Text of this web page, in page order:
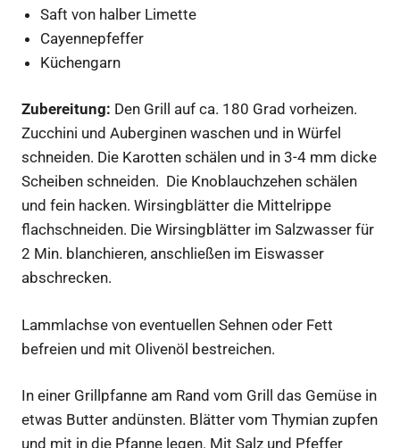
Saft von halber Limette
Cayennepfeffer
Küchengarn
Zubereitung: Den Grill auf ca. 180 Grad vorheizen.
Zucchini und Auberginen waschen und in Würfel
schneiden. Die Karotten schälen und in 3-4 mm dicke
Scheiben schneiden. Die Knoblauchzehen schälen
und fein hacken. Wirsingblätter die Mittelrippe
flachschneiden. Die Wirsingblätter im Salzwasser für
2 Min. blanchieren, anschließen im Eiswasser
abschrecken.
Lammlachse von eventuellen Sehnen oder Fett
befreien und mit Olivenöl bestreichen.
In einer Grillpfanne am Rand vom Grill das Gemüse in
etwas Butter andünsten. Blätter vom Thymian zupfen
und mit in die Pfanne legen. Mit Salz und Pfeffer